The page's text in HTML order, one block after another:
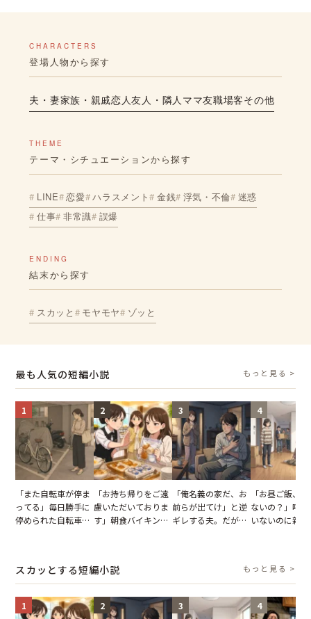
CHARACTERS
登場人物から探す
夫・妻家族・親戚恋人友人・隣人 ママ友職場客その他
THEME
テーマ・シチュエーションから探す
LINE 恋愛 ハラスメント 金銭 浮気・不倫 迷惑
仕事 非常識 誤爆
ENDING
結末から探す
スカッと モヤモヤ ゾッと
最も人気の短編小説 もっと見る >
1
「また自転車が停ま
ってる」毎日勝手に
停められた自転車。
2
「お持ち帰りをご遠
慮いただいておりま
す」朝食バイキング
が一変
3
「俺名義の家だ、お
前らが出てけ」と逆
ギレする夫。だが、
4
「お昼ご飯、
ないの？」呼
いないのに新
スカッとする短編小説 もっと見る >
1 2 3 4